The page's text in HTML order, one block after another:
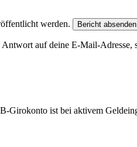
werden. Bericht absenden
auf deine E-Mail-
ist bei aktivem